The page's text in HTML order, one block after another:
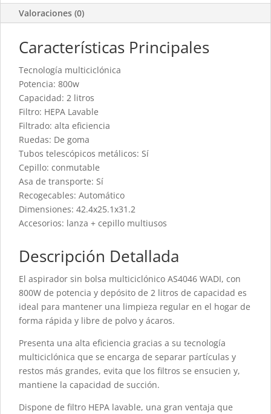
Valoraciones (0)
Características Principales
Tecnología multiciclónica
Potencia: 800w
Capacidad: 2 litros
Filtro: HEPA Lavable
Filtrado: alta eficiencia
Ruedas: De goma
Tubos telescópicos metálicos: Sí
Cepillo: conmutable
Asa de transporte: Sí
Recogecables: Automático
Dimensiones: 42.4x25.1x31.2
Accesorios: lanza + cepillo multiusos
Descripción Detallada
El aspirador sin bolsa multiciclónico AS4046 WADI, con
800W de potencia y depósito de 2 litros de capacidad es
ideal para mantener una limpieza regular en el hogar de
forma rápida y libre de polvo y ácaros.
Presenta una alta eficiencia gracias a su tecnología
multiciclónica que se encarga de separar partículas y
restos más grandes, evita que los filtros se ensucien y,
mantiene la capacidad de succión.
Dispone de filtro HEPA lavable, una gran ventaja que